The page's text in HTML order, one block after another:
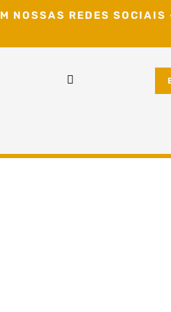
NOSSAS REDES SOCIAIS